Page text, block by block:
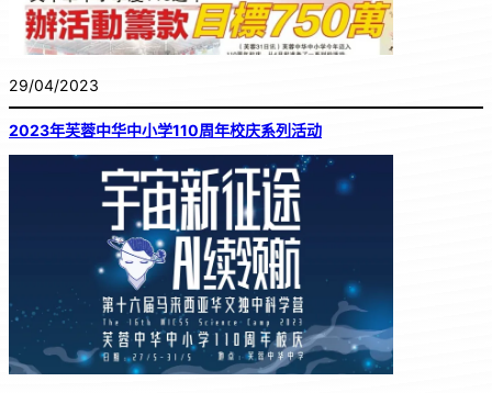
29/04/2023
2023年芙蓉中华中小学110周年校庆系列活动